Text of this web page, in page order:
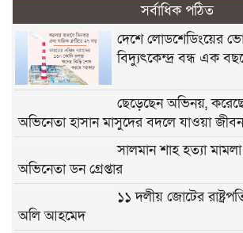
সর্বাধিক পঠিত
দেশে লোডশেডিংয়ের
বিদ্যুৎকেন্দ্র বন্ধ এক
ছেড়েছেন অভিনয়,
অভিনেতা হাসান মাসুদের বদলে যাওয়া জীবন
সালমান শাহ হত্যা
অভিনেতা ডন গ্রেপ্তার
১১ দলীয় জোটের
অলি আহমেদ